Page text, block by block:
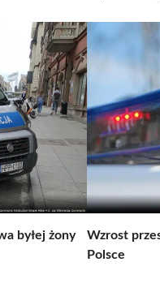
byłej żony
Wzrost
Polsce